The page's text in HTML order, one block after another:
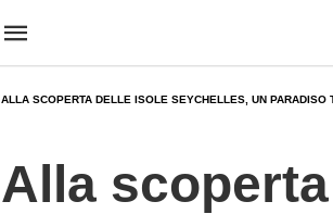
ALLA SCOPERTA DELLE ISOLE SEYCHELLES, UN PARADISO
Alla